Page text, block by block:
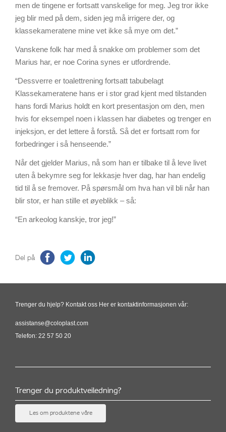
men de tingene er fortsatt vanskelige for meg. Jeg tror ikke
jeg blir med på dem, siden jeg må irrigere der, og
klassekameratene mine vet ikke så mye om det.”
Vanskene folk har med å snakke om problemer som det
Marius har, er noe Corina synes er utfordrende.
“Dessverre er toalettrening fortsatt tabubelagt
Klassekameratene hans er i stor grad kjent med tilstanden
hans fordi Marius holdt en kort presentasjon om den, men
hvis for eksempel noen i klassen har diabetes og trenger en
injeksjon, er det lettere å forstå. Så det er fortsatt rom for
forbedringer i så henseende.”
Når det gjelder Marius, nå som han er tilbake til å leve livet
uten å bekymre seg for lekkasje hver dag, har han endelig
tid til å se fremover. På spørsmål om hva han vil bli når han
blir stor, er han stille et øyeblikk – så:
“En arkeolog kanskje, tror jeg!”
Del på
Trenger du hjelp? Kontakt oss Her er kontaktinformasjonen vår:
assistanse@coloplast.com
Telefon: 22 57 50 20
Trenger du produktveiledning?
Les om produktene våre